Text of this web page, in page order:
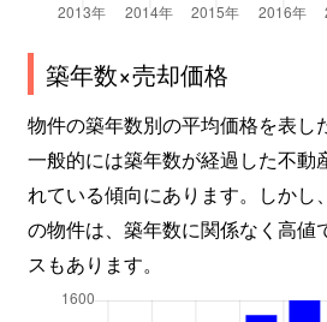
築年数×売却価格
物件の築年数別の平均価格を表し
一般的には築年数が経過した不動
れている傾向にあります。しかし
の物件は、築年数に関係なく高値
スもあります。